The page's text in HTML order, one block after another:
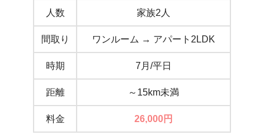
人数 家族2人
間取り ワンルーム → アパート2LDK
時期 7月/平日
距離 ～15km未満
料金 26,000円